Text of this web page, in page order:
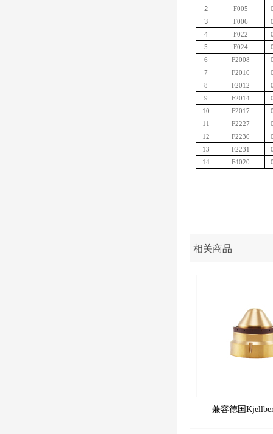
2
F005
3
F006
4
F022
5
F024
6
F2008
7
F2010
8
F2012
9
F2014
10
F2017
11
F2227
12
F2230
13
F2231
14
F4020
相关商品
兼容德国